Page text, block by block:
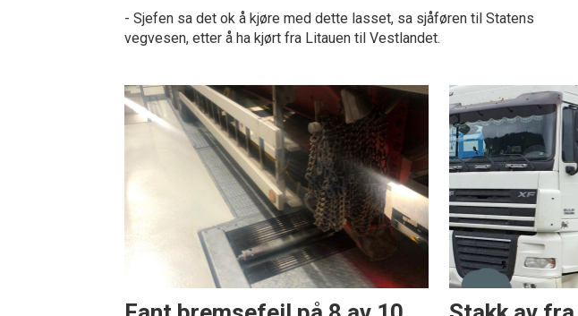
- Sjefen sa det ok å kjøre med dette lasset, sa sjåføren til Statens
vegvesen, etter å ha kjørt fra Litauen til Vestlandet.